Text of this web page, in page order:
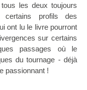
les deux toujours
certains profils des
ont lu le livre pourront
sur certains
passages où le
du tournage - déjà
passionnant !